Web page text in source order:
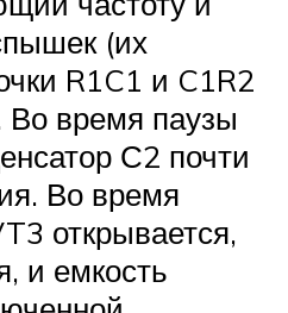
(их
R1C1 и C1R2
Во время паузы
С2 почти
Во время
открывается,
и емкость